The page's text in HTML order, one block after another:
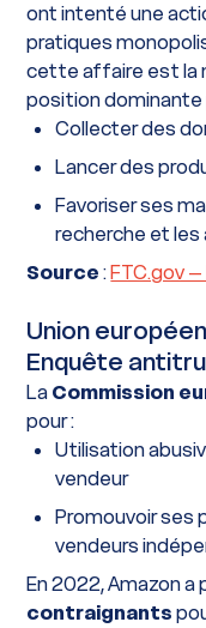
ont intenté une
pratiques
cette affaire est la
position dominante
Collecter des
Lancer des
Favoriser ses
recherche et les
Source:FTC.gov
Union
Enquête
LaCommission
pour :
Utilisation
vendeur
Promouvoir ses
vendeurs
En 2022, Amazon a
contraignants